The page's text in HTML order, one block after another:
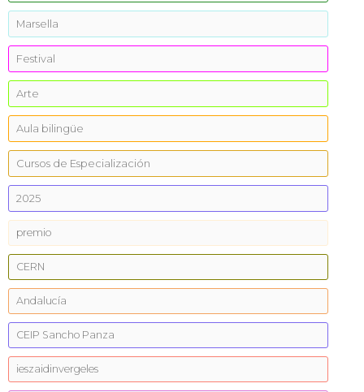
Marsella
Festival
Arte
Aula bilingüe
Cursos de Especialización
2025
premio
CERN
Andalucía
CEIP Sancho Panza
ieszaidinvergeles